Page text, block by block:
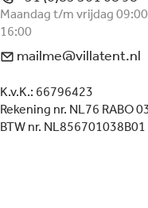
Maandag t/m vrijdag
16:00
mailme@villatent.nl
K.v.K.: 66796423
Rekening nr. NL76 RABO
BTW nr. NL856701038B01